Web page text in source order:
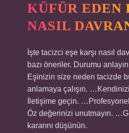
KÜFÜR EDEN
NASIL
İşte tacizci eşe karşı nasıl
bazı öneriler. Durumu
Eşinizin size neden tacizde
anlamaya çalışın.
İletişime geçin.
Öz değerinizi unutmayın.
kararını düşünün.